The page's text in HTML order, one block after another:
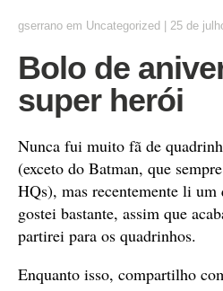
gserrano em Uncategorized 25 de
Bolo de
super herói
Nunca fui muito fã de
(exceto do Batman, que
HQs), mas recentemente li
gostei bastante, assim que
partirei para os quadrinhos.
Enquanto isso, compartilho